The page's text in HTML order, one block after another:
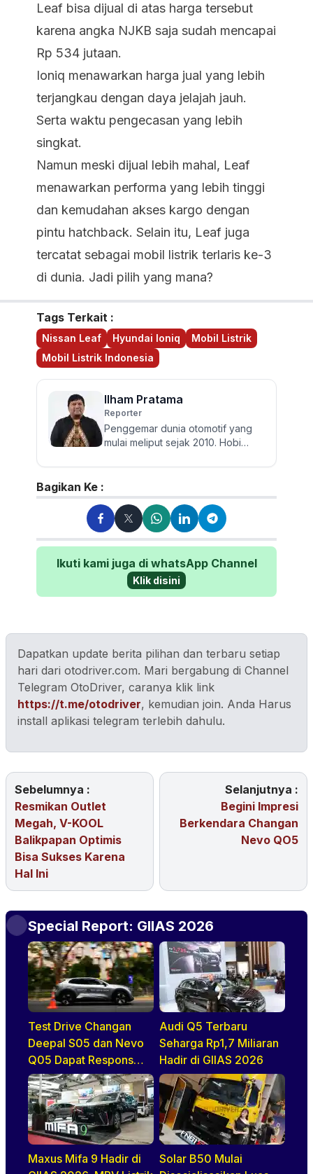
Leaf bisa dijual di atas harga tersebut
karena angka NJKB saja sudah mencapai
Rp 534 jutaan.
Ioniq menawarkan harga jual yang lebih
terjangkau dengan daya jelajah jauh.
Serta waktu pengecasan yang lebih
singkat.
Namun meski dijual lebih mahal, Leaf
menawarkan performa yang lebih tinggi
dan kemudahan akses kargo dengan
pintu hatchback. Selain itu, Leaf juga
tercatat sebagai mobil listrik terlaris ke-3
di dunia. Jadi pilih yang mana?
Tags Terkait :
Nissan Leaf Hyundai Ioniq
Mobil Listrik
Mobil Listrik Indonesia
Ilham Pratama
Reporter
Penggemar dunia otomotif yang
mulai meliput sejak 2010. Hobi
bersepeda. Pengguna
Bagikan Ke :
Ikuti kami juga di whatsApp Channel
Klik disini
Dapatkan update berita pilihan dan terbaru setiap
hari dari otodriver.com. Mari bergabung di Channel
Telegram OtoDriver, caranya klik link
https://t.me/otodriver, kemudian join. Anda Harus
install aplikasi telegram terlebih dahulu.
Sebelumnya :
Resmikan Outlet
Megah, V-KOOL
Balikpapan Optimis
Bisa Sukses Karena
Hal Ini
Selanjutnya :
Begini Impresi
Berkendara Changan
Nevo QO5
Special Report: GIIAS 2026
Test Drive Changan
Deepal S05 dan Nevo
Q05 Dapat Respons
Positif di GIIAS 2026
Audi Q5 Terbaru
Seharga Rp1,7 Miliaran
Hadir di GIIAS 2026
Maxus Mifa 9 Hadir di
Solar B50 Mulai